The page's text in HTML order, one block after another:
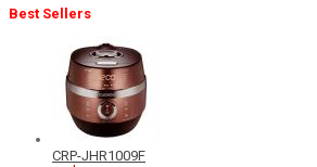
Best Sellers
CRP-JHR1009F